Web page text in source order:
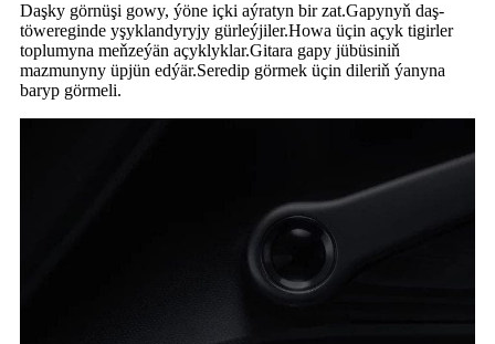
Daşky görnüşi gowy, ýöne içki aýratyn bir zat.Gapynyň daş-
töwereginde yşyklandyryjy gürleýjiler.Howa üçin açyk tigirler
toplumyna meňzeýän açyklyklar.Gitara gapy jübüsiniň
mazmunyny üpjün edýär.Seredip görmek üçin dileriň ýanyna
baryp görmeli.